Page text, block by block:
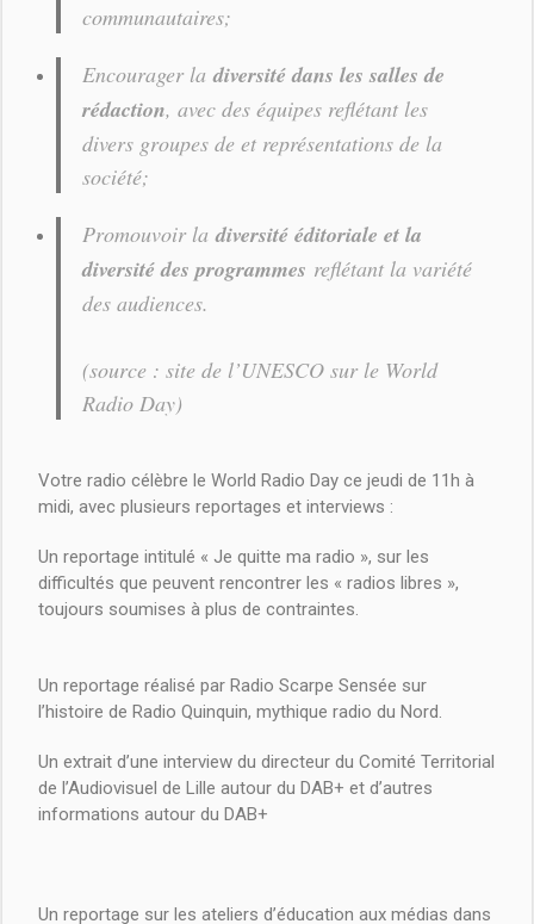
communautaires;
Encourager ladiversité dans les salles de
rédaction, avec des équipes reflétant les
divers groupes de et représentations de la
société;
Promouvoir ladiversité éditoriale et la
diversité des programmes reflétant la variété
des audiences.
(source : site de l’UNESCO sur le World
Radio Day)
Votre radio célèbre le World Radio Day ce jeudi de 11h à
midi, avec plusieurs reportages et interviews :
Un reportage intitulé « Je quitte ma radio », sur les
difficultés que peuvent rencontrer les « radios libres »,
toujours soumises à plus de contraintes.
Un reportage réalisé par Radio Scarpe Sensée sur
l’histoire de Radio Quinquin, mythique radio du Nord.
Un extrait d’une interview du directeur du Comité Territorial
de l’Audiovisuel de Lille autour du DAB+ et d’autres
informations autour du DAB+
Un reportage sur les ateliers d’éducation aux médias dans